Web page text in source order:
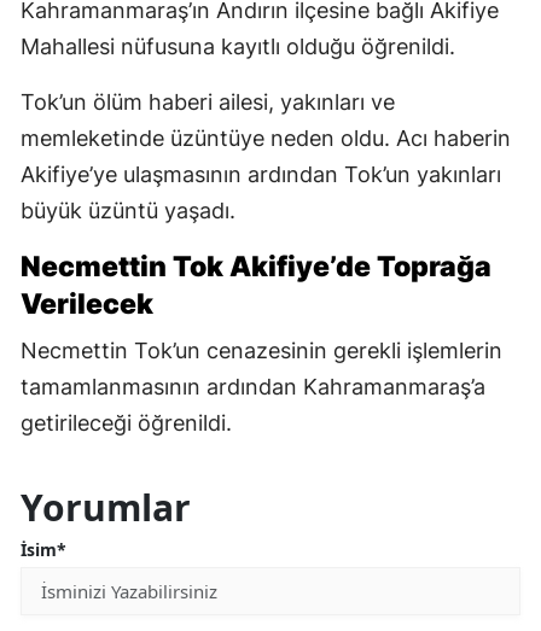
Kahramanmaraş’ın Andırın ilçesine bağlı Akifiye
Mahallesi nüfusuna kayıtlı olduğu öğrenildi.
Tok’un ölüm haberi ailesi, yakınları ve
memleketinde üzüntüye neden oldu. Acı haberin
Akifiye’ye ulaşmasının ardından Tok’un yakınları
büyük üzüntü yaşadı.
Necmettin Tok Akifiye’de Toprağa
Verilecek
Necmettin Tok’un cenazesinin gerekli işlemlerin
tamamlanmasının ardından Kahramanmaraş’a
getirileceği öğrenildi.
Yorumlar
İsim*